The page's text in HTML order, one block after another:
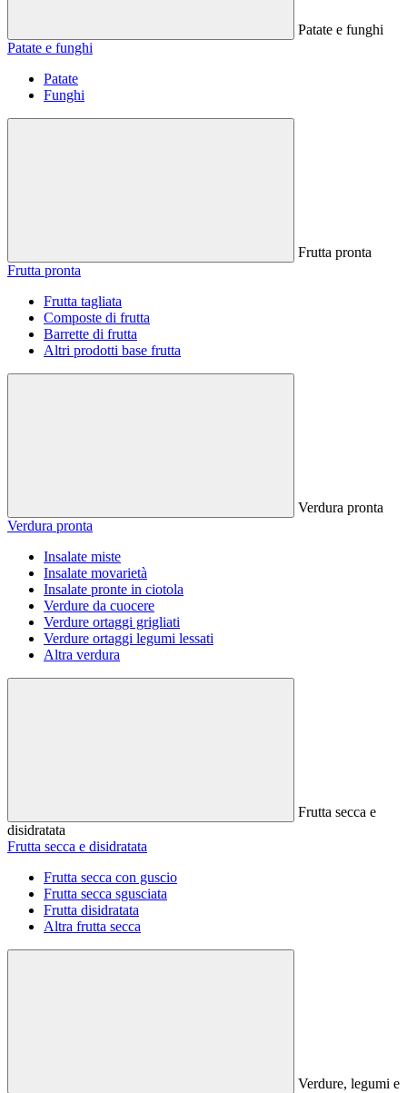
Patate e funghi
Patate e funghi
Patate
Funghi
Frutta pronta
Frutta pronta
Frutta tagliata
Composte di frutta
Barrette di frutta
Altri prodotti base frutta
Verdura pronta
Verdura pronta
Insalate miste
Insalate movarietà
Insalate pronte in ciotola
Verdure da cuocere
Verdure ortaggi grigliati
Verdure ortaggi legumi lessati
Altra verdura
Frutta secca e
disidratata
Frutta secca e disidratata
Frutta secca con guscio
Frutta secca sgusciata
Frutta disidratata
Altra frutta secca
Verdure, legumi e